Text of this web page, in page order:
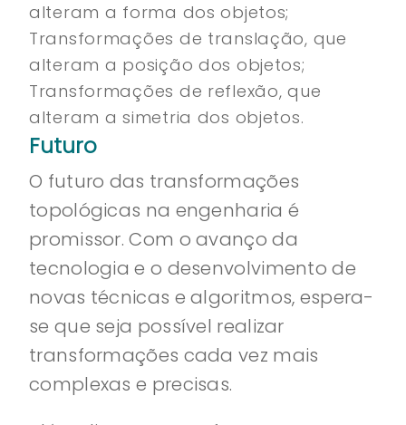
alteram a forma dos objetos;
Transformações de translação, que
alteram a posição dos objetos;
Transformações de reflexão, que
alteram a simetria dos objetos.
Futuro
O futuro das transformações
topológicas na engenharia é
promissor. Com o avanço da
tecnologia e o desenvolvimento de
novas técnicas e algoritmos, espera-
se que seja possível realizar
transformações cada vez mais
complexas e precisas.